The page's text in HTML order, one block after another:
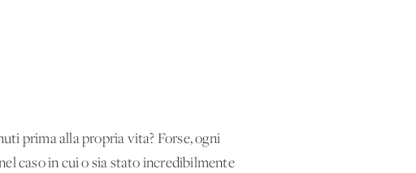
prima alla propria vita? Forse, ogni
caso in cui o sia stato incredibilmente